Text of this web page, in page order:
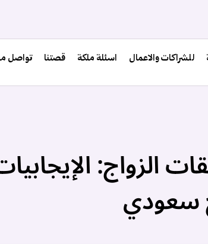
للشراكات والاعمال اسئلة ملكة قصتنا تواصل
الزواج:
سعودي